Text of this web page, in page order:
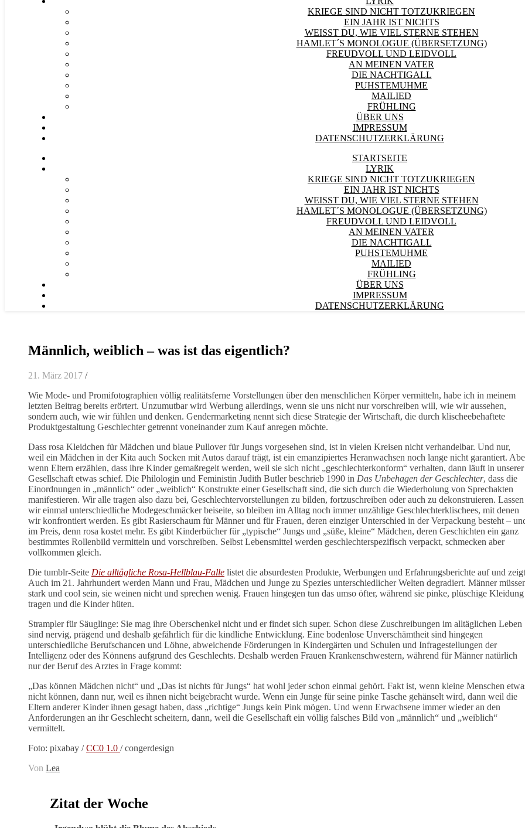
KRIEGE SIND NICHT TOTZUKRIEGEN
EIN JAHR IST NICHTS
WEISST DU, WIE VIEL STERNE STEHEN
HAMLET´S MONOLOGUE (ÜBERSETZUNG)
FREUDVOLL UND LEIDVOLL
AN MEINEN VATER
DIE NACHTIGALL
PUHSTEMUHME
MAILIED
FRÜHLING
ÜBER UNS
IMPRESSUM
DATENSCHUTZERKLÄRUNG
STARTSEITE
LYRIK
KRIEGE SIND NICHT TOTZUKRIEGEN
EIN JAHR IST NICHTS
WEISST DU, WIE VIEL STERNE STEHEN
HAMLET´S MONOLOGUE (ÜBERSETZUNG)
FREUDVOLL UND LEIDVOLL
AN MEINEN VATER
DIE NACHTIGALL
PUHSTEMUHME
MAILIED
FRÜHLING
ÜBER UNS
IMPRESSUM
DATENSCHUTZERKLÄRUNG
Männlich, weiblich – was ist das eigentlich?
21. März 2017 /
Wie Mode- und Promifotographien völlig realitätsferne Vorstellungen über den menschlichen Körper vermitteln, habe ich in meinem
letzten Beitrag bereits erörtert. Unzumutbar wird Werbung allerdings, wenn sie uns nicht nur vorschreiben will, wie wir aussehen,
sondern auch, wie wir fühlen und denken. Gendermarketing nennt sich diese Strategie der Wirtschaft, die durch klischeebehaftete
Produktgestaltung Geschlechter getrennt voneinander zum Kauf anregen möchte.
Dass rosa Kleidchen für Mädchen und blaue Pullover für Jungs vorgesehen sind, ist in vielen Kreisen nicht verhandelbar. Und nur,
weil ein Mädchen in der Kita auch Socken mit Autos darauf trägt, ist ein emanzipiertes Heranwachsen noch lange nicht garantiert.
wenn Eltern erzählen, dass ihre Kinder gemaßregelt werden, weil sie sich nicht „geschlechterkonform“ verhalten, dann läuft in unserer
Gesellschaft etwas schief. Die Philologin und Feministin Judith Butler beschrieb 1990 in Das Unbehagen der Geschlechter, dass die
Einordnungen in „männlich“ oder „weiblich“ Konstrukte einer Gesellschaft sind, die sich durch die Wiederholung von Sprechakten
manifestieren. Wir alle tragen also dazu bei, Geschlechtervorstellungen zu bilden, fortzuschreiben oder auch zu dekonstruieren. Lassen
wir einmal unterschiedliche Modegeschmäcker beiseite, so bleiben im Alltag noch immer unzählige Geschlechterklischees, mit denen
wir konfrontiert werden. Es gibt Rasierschaum für Männer und für Frauen, deren einziger Unterschied in der Verpackung besteht –
im Preis, denn rosa kostet mehr. Es gibt Kinderbücher für „typische“ Jungs und „süße, kleine“ Mädchen, deren Geschichten ein ganz
bestimmtes Rollenbild vermitteln und vorschreiben. Selbst Lebensmittel werden geschlechterspezifisch verpackt, schmecken aber
vollkommen gleich.
Die tumblr-Seite Die alltägliche Rosa-Hellblau-Falle listet die absurdesten Produkte, Werbungen und Erfahrungsberichte auf und
Auch im 21. Jahrhundert werden Mann und Frau, Mädchen und Junge zu Spezies unterschiedlicher Welten degradiert. Männer
stark und cool sein, sie weinen nicht und sprechen wenig. Frauen hingegen tun das umso öfter, während sie pinke, plüschige Kleidung
tragen und die Kinder hüten.
Strampler für Säuglinge: Sie mag ihre Oberschenkel nicht und er findet sich super. Schon diese Zuschreibungen im alltäglichen Leben
sind nervig, prägend und deshalb gefährlich für die kindliche Entwicklung. Eine bodenlose Unverschämtheit sind hingegen
unterschiedliche Berufschancen und Löhne, abweichende Förderungen in Kindergärten und Schulen und Infragestellungen der
Intelligenz oder des Könnens aufgrund des Geschlechts. Deshalb werden Frauen Krankenschwestern, während für Männer natürlich
nur der Beruf des Arztes in Frage kommt:
„Das können Mädchen nicht“ und „Das ist nichts für Jungs“ hat wohl jeder schon einmal gehört. Fakt ist, wenn kleine Menschen
nicht können, dann nur, weil es ihnen nicht beigebracht wurde. Wenn ein Junge für seine pinke Tasche gehänselt wird, dann weil die
Eltern anderer Kinder ihnen gesagt haben, dass „richtige“ Jungs kein Pink mögen. Und wenn Erwachsene immer wieder an den
Anforderungen an ihr Geschlecht scheitern, dann, weil die Gesellschaft ein völlig falsches Bild von „männlich“ und „weiblich“
vermittelt.
Foto: pixabay /CC0 1.0 / congerdesign
Von Lea
Zitat der Woche